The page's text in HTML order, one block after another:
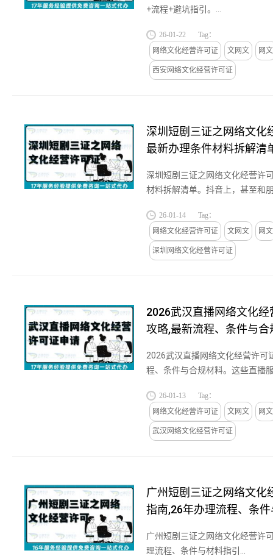
+流程+避坑指引。...
26-01-22
Tag：
网络文化经营许可证
文网文 网文
西安网络文化经营许可证
深圳短剧三证之网络文化
最新办理条件材料拆解清
深圳短剧三证之网络文化经营许
材料拆解清单。抖音上，甚至和
质”上，要么网文证没办，...
26-01-14
Tag：
网络文化经营许可证
文网文 网文
深圳网络文化经营许可证
2026武汉直播网络文化
攻略,最新流程、条件与合
2026武汉直播网络文化经营许可
程、条件与合规材料。这些直播
核心资质”。它不是简单的“资...
26-01-13
Tag：
网络文化经营许可证
文网文 网文
武汉网络文化经营许可证
广州短剧三证之网络文化
指南,26年办理流程、条
广州短剧三证之网络文化经营许
理流程、条件与材料指引...